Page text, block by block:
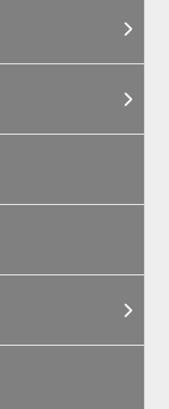
す。担
いただ
ださ
際は電
～